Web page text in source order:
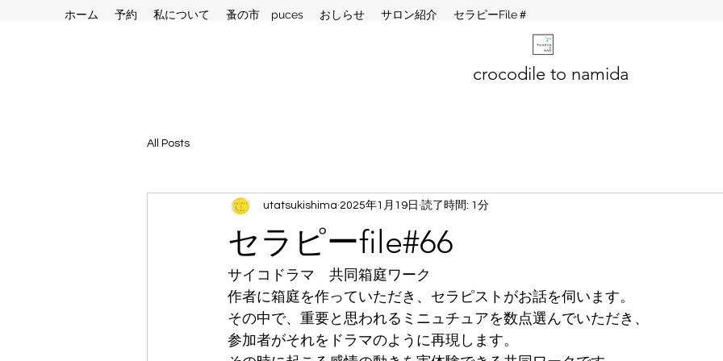
ホーム 予約 私について 蚤の市 puces おしらせ サロン紹介 セラピーFile＃
crocodile to namida
All Posts
セラピーfile#66
utatsukishima 2025年1月19日 読了時間: 1分
サイコドラマ　共同箱庭ワーク
作者に箱庭を作っていただき、セラピストがお話を伺います。
その中で、重要と思われるミニュチュアを数点選んでいただき、
参加者がそれをドラマのように再現します。